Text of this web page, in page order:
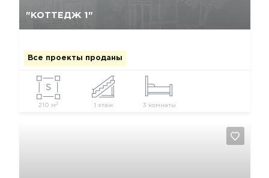
"КОТТЕДЖ 1"
Все проекты проданы
210 м 2 1 этаж 3 комнаты